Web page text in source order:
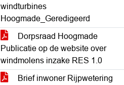
windturbines
Hoogmade_Geredigeerd
Dorpsraad Hoogmade
Publicatie op de website over
windmolens inzake RES 1.0
Brief inwoner Rijpwetering